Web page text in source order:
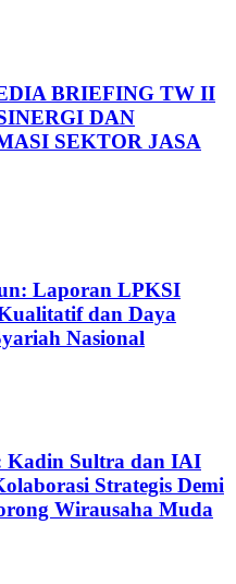
BRIEFING TW II
DAN
SEKTOR JASA
Laporan LPKSI
dan Daya
Nasional
Kadin Sultra dan IAI
Strategis Demi
Wirausaha Muda